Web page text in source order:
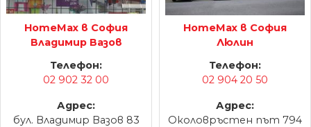
HomeMax в София
Владимир Вазов
Телефон:
02 902 32 00
Адрес:
бул. Владимир Вазов 83
HomeMax в София
Люлин
Телефон:
02 904 20 50
Адрес:
Околовръстен път 794